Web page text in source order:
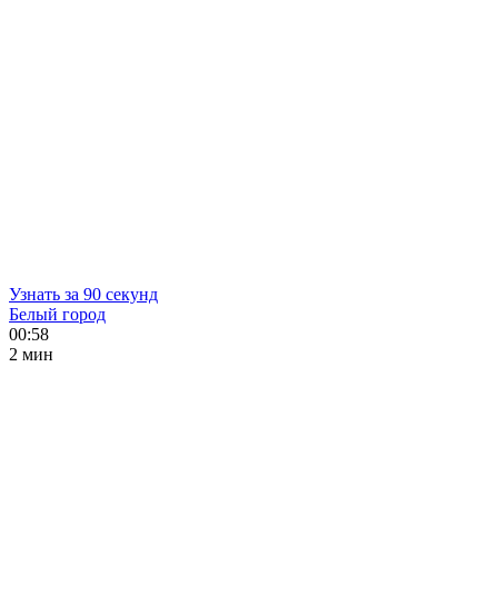
Узнать за 90 секунд
Белый город
00:58
2 мин